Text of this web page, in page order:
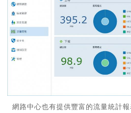
網路中心也有提供豐富的流量統計